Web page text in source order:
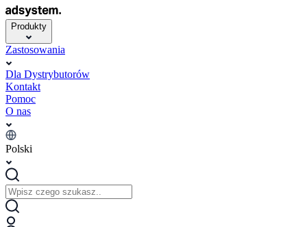
Produkty
Zastosowania
Dla Dystrybutorów
Kontakt
Pomoc
O nas
Polski